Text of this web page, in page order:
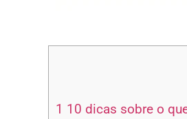
1 10 dicas sobre o